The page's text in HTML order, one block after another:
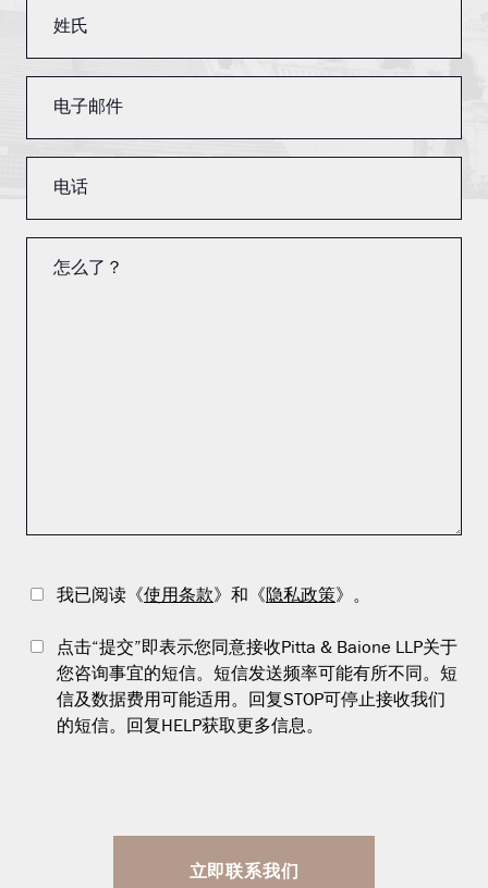
我已阅读《使用条款》和《 隐私政策》。
点击“提交”即表示您同意接收Pitta & Baione LLP关于
您咨询事宜的短信。短信发送频率可能有所不同。短
信及数据费用可能适用。回复STOP可停止接收我们
的短信。回复HELP获取更多信息。
立即联系我们